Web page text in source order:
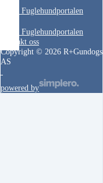
Fuglehundportalen
Fuglehundportalen
Kontakt oss
Copyright © 2026 R+Gundogs
AS
powered by